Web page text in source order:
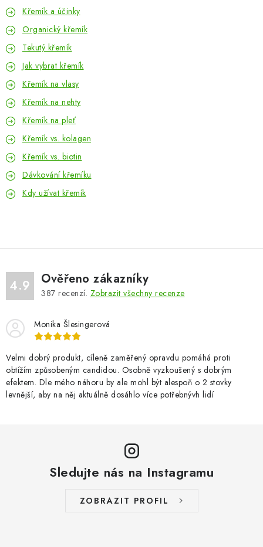
Křemík a účinky
Organický křemík
Tekutý křemík
Jak vybrat křemík
Křemík na vlasy
Křemík na nehty
Křemík na pleť
Křemík vs. kolagen
Křemík vs. biotin
Dávkování křemíku
Kdy užívat křemík
4.9 Ověřeno zákazníky
387 recenzí. Zobrazit všechny recenze
Monika Šlesingerová
Velmi dobrý produkt, cíleně zaměřený opravdu pomáhá proti
obtížím způsobeným candidou. Osobně vyzkoušený s dobrým
efektem. Dle mého náhoru by ale mohl být alespoň o 2 stovky
levnější, aby na něj aktuálně dosáhlo více potřebnývh lidí
Sledujte nás na Instagramu
ZOBRAZIT PROFIL